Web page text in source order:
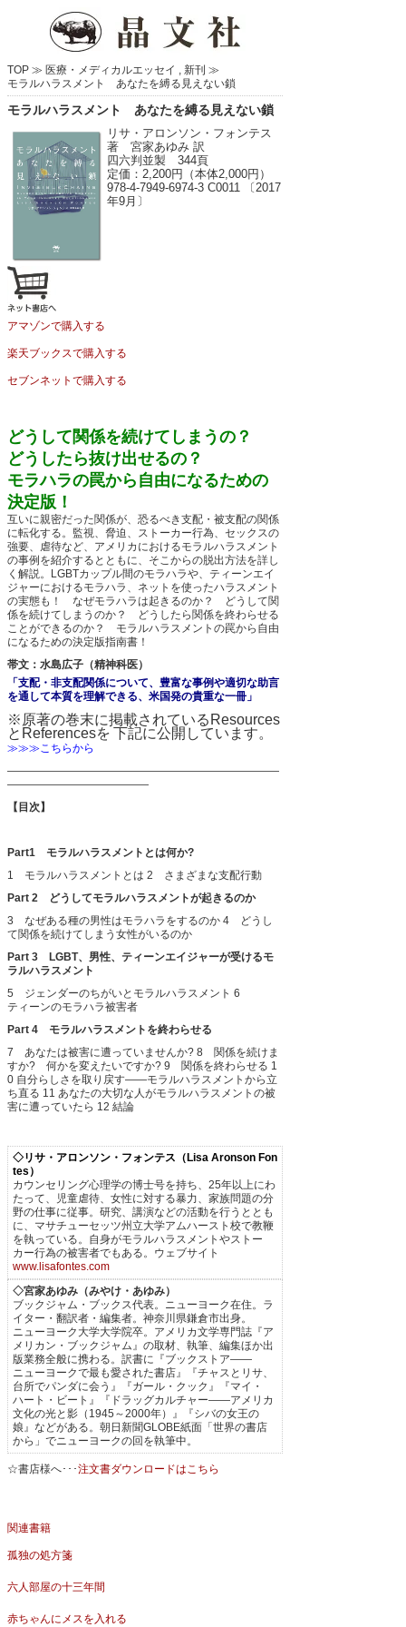
TOP ≫ 医療・メディカルエッセイ , 新刊 ≫
モラルハラスメント あなたを縛る見えない鎖
モラルハラスメント あなたを縛る見えない鎖
リサ・アロンソン・フォンテス
著 宮家あゆみ 訳
四六判並製 344頁
定価：2,200円（本体2,000円）
978-4-7949-6974-3 C0011 〔2017
年9月〕
アマゾンで購入する
楽天ブックスで購入する
セブンネットで購入する
どうして関係を続けてしまうの？
どうしたら抜け出せるの？
モラハラの罠から自由になるための
決定版！
互いに親密だった関係が、恐るべき支配・被支配の関係
に転化する。監視、脅迫、ストーカー行為、セックスの
強要、虐待など、アメリカにおけるモラルハラスメント
の事例を紹介するとともに、そこからの脱出方法を詳し
く解説。LGBTカップル間のモラハラや、ティーンエイ
ジャーにおけるモラハラ、ネットを使ったハラスメント
の実態も！ なぜモラハラは起きるのか？ どうして関
係を続けてしまうのか？ どうしたら関係を終わらせる
ことができるのか？ モラルハラスメントの罠から自由
になるための決定版指南書！
帯文：水島広子（精神科医）
「支配・非支配関係について、豊富な事例や適切な助言
を通して本質を理解できる、米国発の貴重な一冊」
※原著の巻末に掲載されているResources
とReferencesを 下記に公開しています。
≫≫≫こちらから
―――――――――――――――――――――――――
―――――――――――――
【目次】
Part1 モラルハラスメントとは何か?
1 モラルハラスメントとは 2 さまざまな支配行動
Part 2 どうしてモラルハラスメントが起きるのか
3 なぜある種の男性はモラハラをするのか 4 どうし
て関係を続けてしまう女性がいるのか
Part 3 LGBT、男性、ティーンエイジャーが受けるモ
ラルハラスメント
5 ジェンダーのちがいとモラルハラスメント 6
ティーンのモラハラ被害者
Part 4 モラルハラスメントを終わらせる
7 あなたは被害に遭っていませんか? 8 関係を続けま
すか? 何かを変えたいですか? 9 関係を終わらせる 1
0 自分らしさを取り戻す――モラルハラスメントから立
ち直る 11 あなたの大切な人がモラルハラスメントの被
害に遭っていたら 12 結論
◇リサ・アロンソン・フォンテス（Lisa Aronson Fon
tes）
カウンセリング心理学の博士号を持ち、25年以上にわ
たって、児童虐待、女性に対する暴力、家族問題の分
野の仕事に従事。研究、講演などの活動を行うととも
に、マサチューセッツ州立大学アムハースト校で教鞭
を執っている。自身がモラルハラスメントやストー
カー行為の被害者でもある。ウェブサイト
www.lisafontes.com
◇宮家あゆみ（みやけ・あゆみ）
ブックジャム・ブックス代表。ニューヨーク在住。ラ
イター・翻訳者・編集者。神奈川県鎌倉市出身。
ニューヨーク大学大学院卒。アメリカ文学専門誌『ア
メリカン・ブックジャム』の取材、執筆、編集ほか出
版業務全般に携わる。訳書に『ブックストア――
ニューヨークで最も愛された書店』『チャスとリサ、
台所でパンダに会う』『ガール・クック』『マイ・
ハート・ビート』『ドラッグカルチャー――アメリカ
文化の光と影（1945～2000年）』『シバの女王の
娘』などがある。朝日新聞GLOBE紙面「世界の書店
から」でニューヨークの回を執筆中。
☆書店様へ･･･注文書ダウンロードはこちら
関連書籍
孤独の処方箋
六人部屋の十三年間
赤ちゃんにメスを入れる